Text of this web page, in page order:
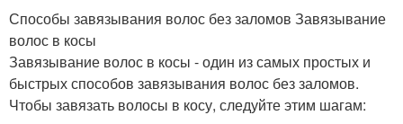
Способы завязывания волос без заломов Завязывание
волос в косы
Завязывание волос в косы - один из самых простых и
быстрых способов завязывания волос без заломов.
Чтобы завязать волосы в косу, следуйте этим шагам: